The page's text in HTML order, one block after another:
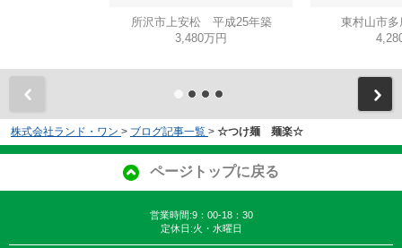
所沢市上安松 平成25年築
3,480万円
東村山市
株式会社ランド・ワン > ブログ記事一覧 > ☆つけ麺 麺楽☆
ページトップに戻る
営業時間:9：00-18：30
定休日:火・水曜日